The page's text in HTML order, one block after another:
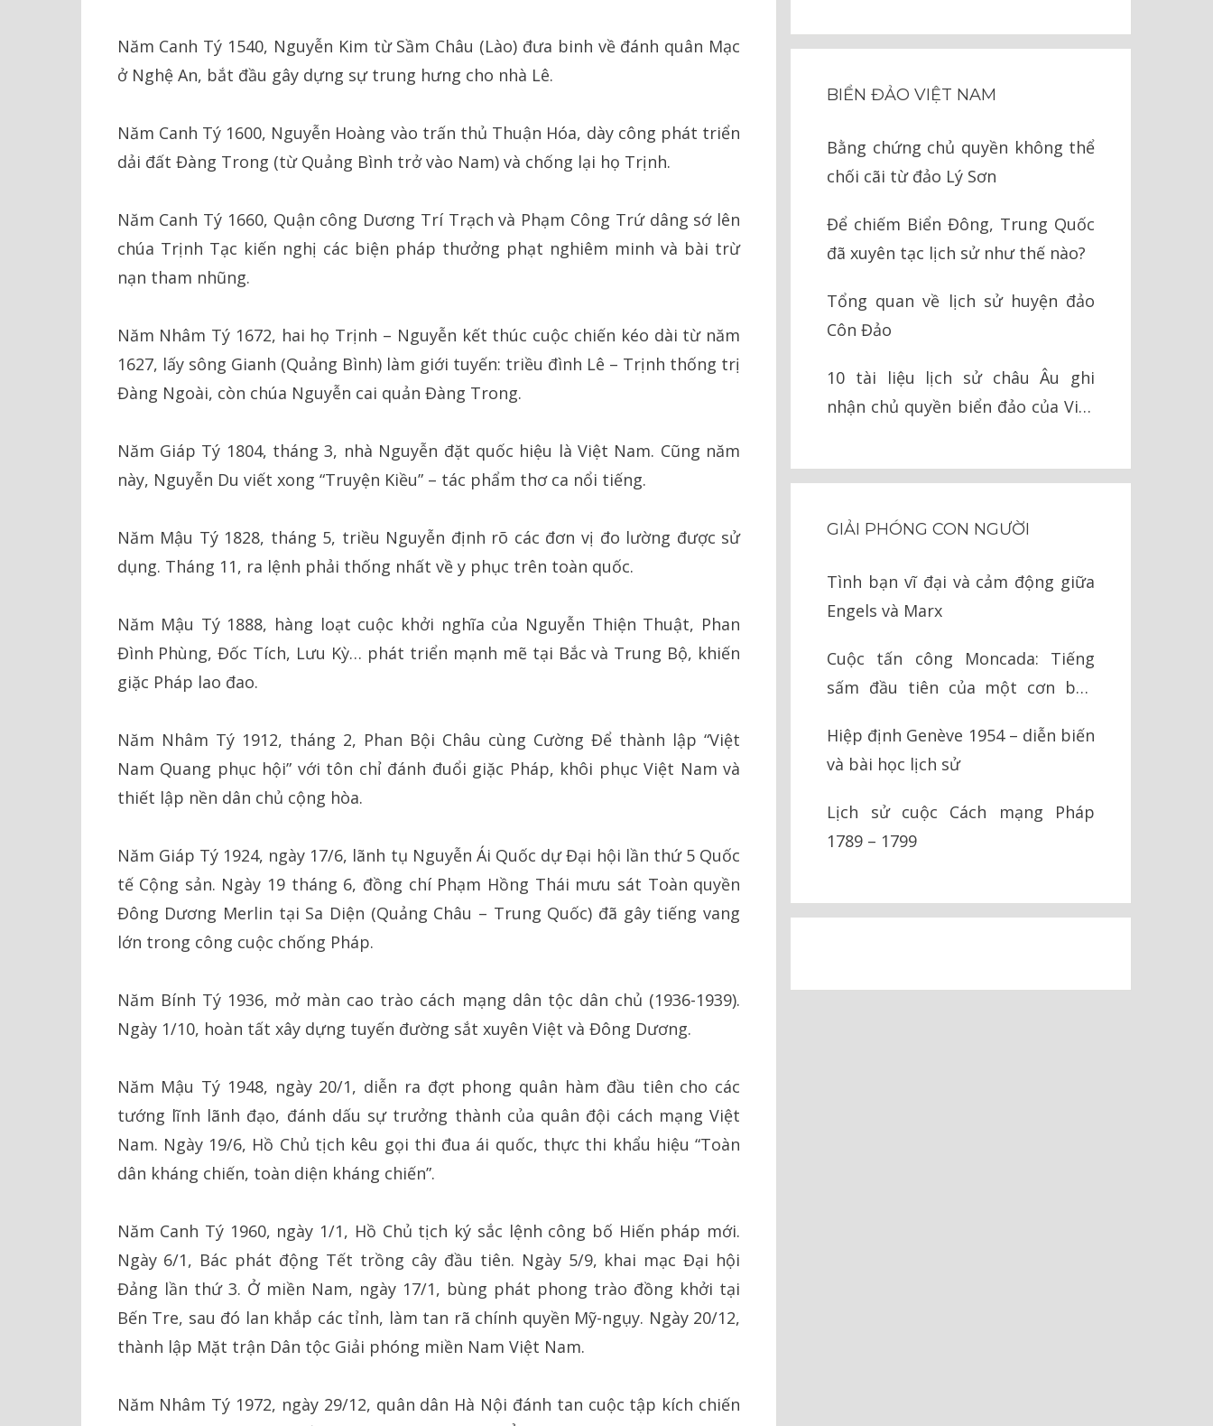
Năm Canh Tý 1540, Nguyễn Kim từ Sầm Châu (Lào) đưa binh về đánh quân Mạc
ở Nghệ An, bắt đầu gây dựng sự trung hưng cho nhà Lê.
Năm Canh Tý 1600, Nguyễn Hoàng vào trấn thủ Thuận Hóa, dày công phát triển
dải đất Đàng Trong (từ Quảng Bình trở vào Nam) và chống lại họ Trịnh.
Năm Canh Tý 1660, Quận công Dương Trí Trạch và Phạm Công Trứ dâng sớ lên
chúa Trịnh Tạc kiến nghị các biện pháp thưởng phạt nghiêm minh và bài trừ
nạn tham nhũng.
Năm Nhâm Tý 1672, hai họ Trịnh – Nguyễn kết thúc cuộc chiến kéo dài từ năm
1627, lấy sông Gianh (Quảng Bình) làm giới tuyến: triều đình Lê – Trịnh thống trị
Đàng Ngoài, còn chúa Nguyễn cai quản Đàng Trong.
Năm Giáp Tý 1804, tháng 3, nhà Nguyễn đặt quốc hiệu là Việt Nam. Cũng năm
này, Nguyễn Du viết xong “Truyện Kiều” – tác phẩm thơ ca nổi tiếng.
Năm Mậu Tý 1828, tháng 5, triều Nguyễn định rõ các đơn vị đo lường được sử
dụng. Tháng 11, ra lệnh phải thống nhất về y phục trên toàn quốc.
Năm Mậu Tý 1888, hàng loạt cuộc khởi nghĩa của Nguyễn Thiện Thuật, Phan
Đình Phùng, Đốc Tích, Lưu Kỳ… phát triển mạnh mẽ tại Bắc và Trung Bộ, khiến
giặc Pháp lao đao.
Năm Nhâm Tý 1912, tháng 2, Phan Bội Châu cùng Cường Để thành lập “Việt
Nam Quang phục hội” với tôn chỉ đánh đuổi giặc Pháp, khôi phục Việt Nam và
thiết lập nền dân chủ cộng hòa.
Năm Giáp Tý 1924, ngày 17/6, lãnh tụ Nguyễn Ái Quốc dự Đại hội lần thứ 5 Quốc
tế Cộng sản. Ngày 19 tháng 6, đồng chí Phạm Hồng Thái mưu sát Toàn quyền
Đông Dương Merlin tại Sa Diện (Quảng Châu – Trung Quốc) đã gây tiếng vang
lớn trong công cuộc chống Pháp.
Năm Bính Tý 1936, mở màn cao trào cách mạng dân tộc dân chủ (1936-1939).
Ngày 1/10, hoàn tất xây dựng tuyến đường sắt xuyên Việt và Đông Dương.
Năm Mậu Tý 1948, ngày 20/1, diễn ra đợt phong quân hàm đầu tiên cho các
tướng lĩnh lãnh đạo, đánh dấu sự trưởng thành của quân đội cách mạng Việt
Nam. Ngày 19/6, Hồ Chủ tịch kêu gọi thi đua ái quốc, thực thi khẩu hiệu “Toàn
dân kháng chiến, toàn diện kháng chiến”.
Năm Canh Tý 1960, ngày 1/1, Hồ Chủ tịch ký sắc lệnh công bố Hiến pháp mới.
Ngày 6/1, Bác phát động Tết trồng cây đầu tiên. Ngày 5/9, khai mạc Đại hội
Đảng lần thứ 3. Ở miền Nam, ngày 17/1, bùng phát phong trào đồng khởi tại
Bến Tre, sau đó lan khắp các tỉnh, làm tan rã chính quyền Mỹ-ngụy. Ngày 20/12,
thành lập Mặt trận Dân tộc Giải phóng miền Nam Việt Nam.
Năm Nhâm Tý 1972, ngày 29/12, quân dân Hà Nội đánh tan cuộc tập kích chiến
BIỂN ĐẢO VIỆT NAM
Bằng chứng chủ quyền không thể
chối cãi từ đảo Lý Sơn
Để chiếm Biển Đông, Trung Quốc
đã xuyên tạc lịch sử như thế nào?
Tổng quan về lịch sử huyện đảo
Côn Đảo
10 tài liệu lịch sử châu Âu ghi
nhận chủ quyền biển đảo của Việt
GIẢI PHÓNG CON NGƯỜI
Tình bạn vĩ đại và cảm động giữa
Engels và Marx
Cuộc tấn công Moncada: Tiếng
sấm đầu tiên của một cơn bão
Hiệp định Genève 1954 – diễn biến
và bài học lịch sử
Lịch sử cuộc Cách mạng Pháp
1789 – 1799